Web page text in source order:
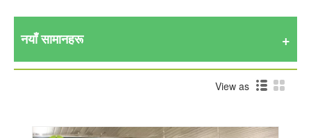
नयाँ सामानहरू
View as